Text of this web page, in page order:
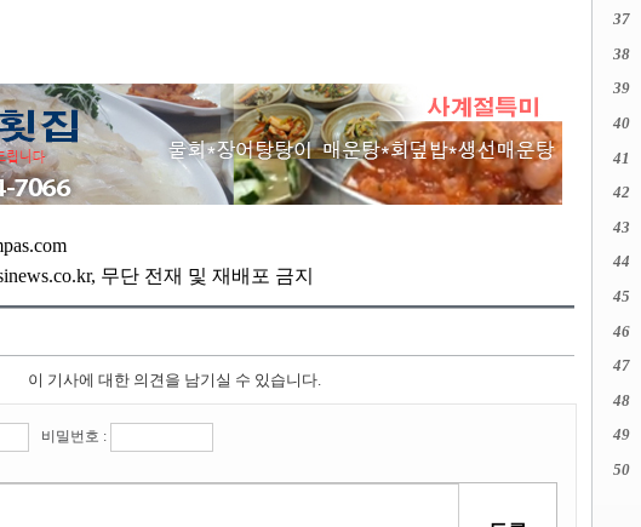
무단 전재 및 재배포 금지
이 기사에 대한 의견을 남기실 수 있습니다.
비밀번호 :
37
38
39
40
41
42
43
44
45
46
47
48
49
50